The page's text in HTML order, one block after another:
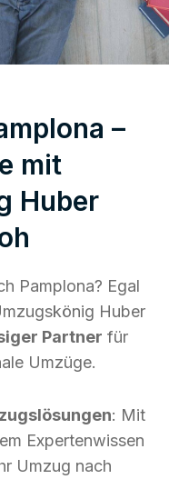
–
mit
Huber
Pamplona? Egal
Huber
Partner für
Umzüge.
: Mit
Expertenwissen
Umzug nach